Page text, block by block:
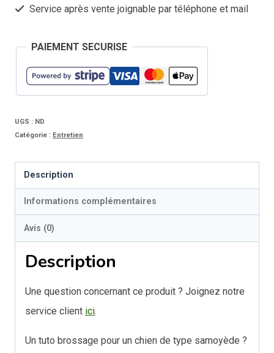
tailles
Service après vente joignable par téléphone et mail
PAIEMENT SECURISE
UGS : ND
Catégorie : Entretien
Description
Informations complémentaires
Avis (0)
Description
Une question concernant ce produit ? Joignez notre
service client ici.
Un tuto brossage pour un chien de type samoyède ?